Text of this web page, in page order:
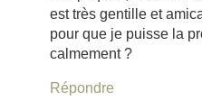
est très gentille et
pour que je puisse la
calmement ?
Répondre